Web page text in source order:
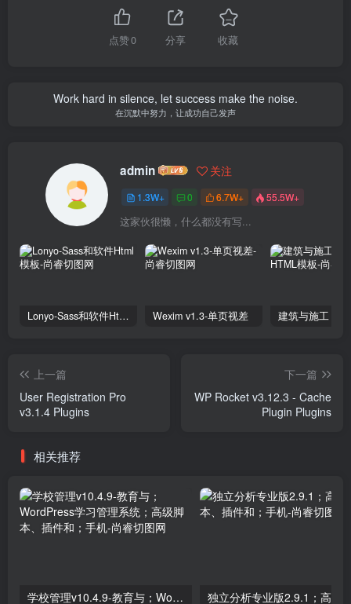
点赞0 分享 收藏
Work hard in silence, let success make the noise.
在沉默中努力，让成功自己发声
admin 关注
1.3W+ 0 6.7W+ 55.5W+
这家伙很懒，什么都没有写...
Lonyo-Sass和软件Html模板 Wexim v1.3-单页视差
上一篇
User Registration Pro
v3.1.4 Plugins
下一篇
WP Rocket v3.12.3 - Cache
Plugin Plugins
相关推荐
学校管理v10.4.9-教育与；WordPress学习管理系统；高级脚本、插件和；手机